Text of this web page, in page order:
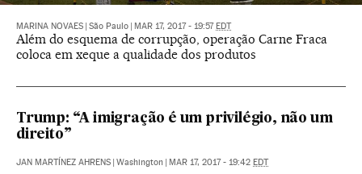
MARINA NOVAES São Paulo MAR 17, 2017 - 19:57 EDT
Além do esquema de corrupção, operação Carne Fraca
coloca em xeque a qualidade dos produtos
Trump: “A imigração é um privilégio, não um
direito”
JAN MARTÍNEZ AHRENS Washington MAR 17, 2017 - 19:42 EDT